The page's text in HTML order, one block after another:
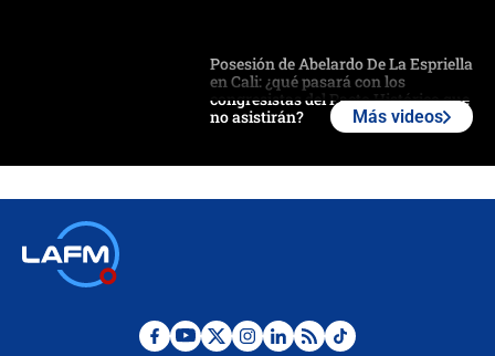
Posesión de Abelardo De La Espriella
en Cali: ¿qué pasará con los
congresistas del Pacto Histórico que
no asistirán?
¿Por qué De la Espriella gobernará
Más videos